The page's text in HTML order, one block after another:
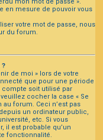
en mesure de pouvoir vous
votre mot de passe, nous
du forum.
?
de moi » lors de votre
que pour une période
compte soit utilisé par
cocher la case « Se
forum. Ceci n’est pas
un ordinateur public,
etc. Si vous
il est probable qu’un
fonctionnalité.